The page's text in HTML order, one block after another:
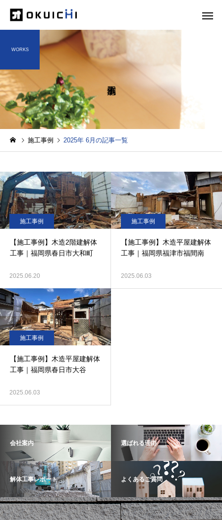
WORKS
施工事例 2025年 6月の記事一覧
施工事例
【施工事例】木造2階建解体
工事｜福岡県春日市大和町
2025.06.20
施工事例
【施工事例】木造平屋建解体
工事｜福岡県福津市福間南
2025.06.03
施工事例
【施工事例】木造平屋建解体
工事｜福岡県春日市大谷
2025.06.03
会社案内 選ばれる理由
解体工事レポート よくあるご質問